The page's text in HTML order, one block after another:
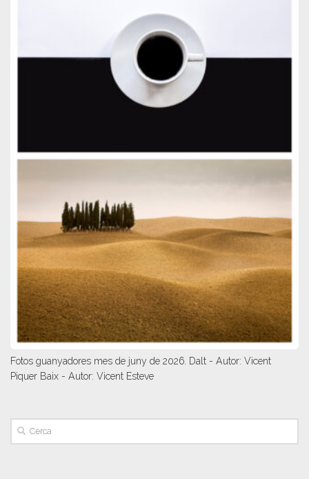
Fotos guanyadores mes de juny de 2026. Dalt - Autor: Vicent
Piquer Baix - Autor: Vicent Esteve